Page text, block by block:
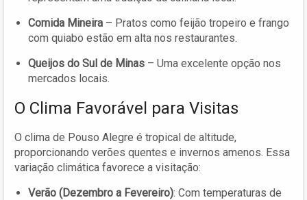
Comida Mineira – Pratos como feijão tropeiro e frango
com quiabo estão em alta nos restaurantes.
Queijos do Sul de Minas – Uma excelente opção nos
mercados locais.
O Clima Favorável para Visitas
O clima de Pouso Alegre é tropical de altitude,
proporcionando verões quentes e invernos amenos. Essa
variação climática favorece a visitação:
Verão (Dezembro a Fevereiro): Com temperaturas de